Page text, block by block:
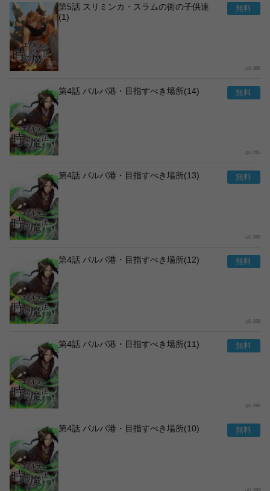
第5話 スリミンカ・スラムの街の子供達
(1)
209
第4話 パルバ港・目指すべき場所(14)
225
第4話 パルバ港・目指すべき場所(13)
209
第4話 パルバ港・目指すべき場所(12)
232
第4話 パルバ港・目指すべき場所(11)
249
第4話 パルバ港・目指すべき場所(10)